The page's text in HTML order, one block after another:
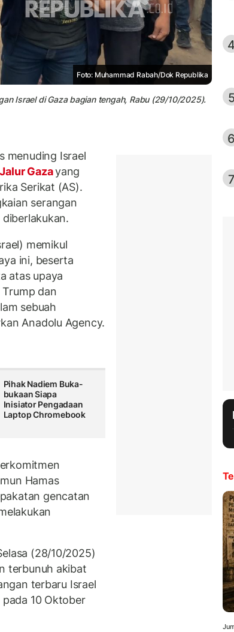
Foto: Muhammad Rabah/Dok Republika
Israel di Gaza bagian tengah, Rabu (29/10/2025).
menuding Israel
Gazayang
Serikat (AS).
serangan
memikul
ini, beserta
atas upaya
dan
sebuah
Anadolu Agency.
Pihak Nadiem Buka-
bukaan Siapa
Inisiator Pengadaan
Laptop Chromebook
Hamas
gencatan
(28/10/2025)
terbunuh akibat
terbaru Israel
10 Oktober
4
6
7